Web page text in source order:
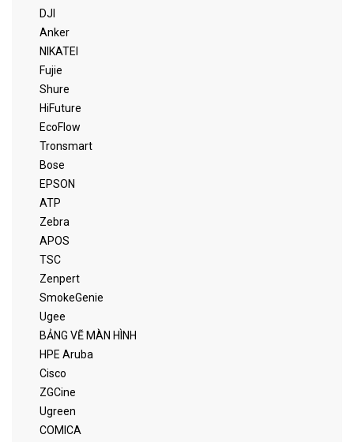
DJI
Anker
NIKATEI
Fujie
Shure
HiFuture
EcoFlow
Tronsmart
Bose
EPSON
ATP
Zebra
APOS
TSC
Zenpert
SmokeGenie
Ugee
BẢNG VẼ MÀN HÌNH
HPE Aruba
Cisco
ZGCine
Ugreen
COMICA